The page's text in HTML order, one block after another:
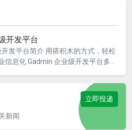
开发平台
发平台简介 用搭积木的方式，轻松
信息化 Gadmin 企业级开发平台多年
用低代码开发的模式让企业通过搭积
一套表单信息化，信息流程化，流程
管理平台。 Gadmin现有全端适配
限架构、企业级组织架构、Tpflow
动、 SFDP超级表单开发平台、企业
立即投递
新闻